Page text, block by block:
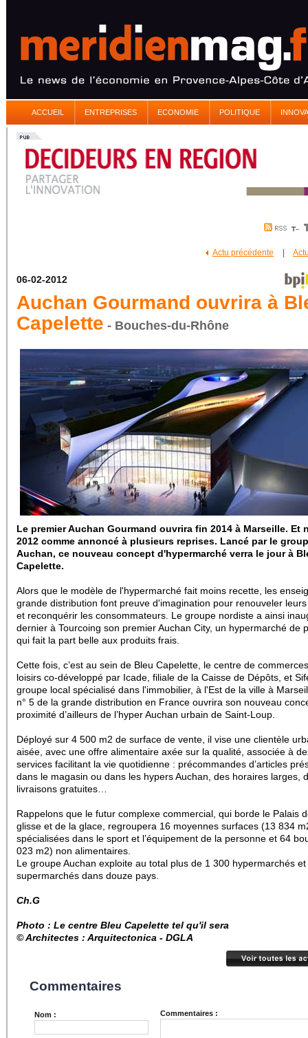
ACCUEIL ENTREPRISES ECONOMIE POLITIQUE
Actu précédente
06-02-2012
Auchan Gourmand ouvrira à
Capelette - Bouches-du-Rhône
Le premier Auchan Gourmand ouvrira fin 2014 à Marseille. Et
2012 comme annoncé à plusieurs reprises. Lancé par le
Auchan, ce nouveau concept d'hypermarché verra le jour à
Capelette.
Alors que le modèle de l'hypermarché fait moins recette, les
grande distribution font preuve d'imagination pour renouveler
et reconquérir les consommateurs. Le groupe nordiste a ainsi
dernier à Tourcoing son premier Auchan City, un hypermarché de
qui fait la part belle aux produits frais.
Cette fois, c’est au sein de Bleu Capelette, le centre de
loisirs co-développé par Icade, filiale de la Caisse de Dépôts, et
groupe local spécialisé dans l'immobilier, à l'Est de la ville à
n° 5 de la grande distribution en France ouvrira son nouveau
proximité d’ailleurs de l’hyper Auchan urbain de Saint-Loup.
Déployé sur 4 500 m2 de surface de vente, il vise une clientèle
aisée, avec une offre alimentaire axée sur la qualité, associée à
services facilitant la vie quotidienne : précommandes d’articles
dans le magasin ou dans les hypers Auchan, des horaires larges,
livraisons gratuites…
Rappelons que le futur complexe commercial, qui borde le Palais
glisse et de la glace, regroupera 16 moyennes surfaces (13 834
spécialisées dans le sport et l’équipement de la personne et 64
023 m2) non alimentaires.
Le groupe Auchan exploite au total plus de 1 300 hypermarchés et
supermarchés dans douze pays.
Ch.G
Photo : Le centre Bleu Capelette tel qu'il sera
© Architectes : Arquitectonica - DGLA
Commentaires
Nom : Commentaires :